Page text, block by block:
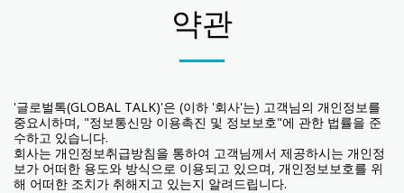
약관
'글로벌톡(GLOBAL TALK)'은 (이하 '회사'는) 고객님의 개인정보를
중요시하며, "정보통신망 이용촉진 및 정보보호"에 관한 법률을 준
수하고 있습니다.
회사는 개인정보취급방침을 통하여 고객님께서 제공하시는 개인정
보가 어떠한 용도와 방식으로 이용되고 있으며, 개인정보보호를 위
해 어떠한 조치가 취해지고 있는지 알려드립니다.